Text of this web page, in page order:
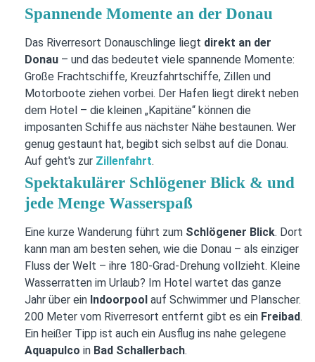
Spannende Momente an der Donau
Das Riverresort Donauschlinge liegt direkt an der
Donau – und das bedeutet viele spannende Momente:
Große Frachtschiffe, Kreuzfahrtschiffe, Zillen und
Motorboote ziehen vorbei. Der Hafen liegt direkt neben
dem Hotel – die kleinen „Kapitäne“ können die
imposanten Schiffe aus nächster Nähe bestaunen. Wer
genug gestaunt hat, begibt sich selbst auf die Donau.
Auf geht's zur Zillenfahrt.
Spektakulärer Schlögener Blick & und
jede Menge Wasserspaß
Eine kurze Wanderung führt zum Schlögener Blick. Dort
kann man am besten sehen, wie die Donau – als einziger
Fluss der Welt – ihre 180-Grad-Drehung vollzieht. Kleine
Wasserratten im Urlaub? Im Hotel wartet das ganze
Jahr über ein Indoorpool auf Schwimmer und Planscher.
200 Meter vom Riverresort entfernt gibt es ein Freibad.
Ein heißer Tipp ist auch ein Ausflug ins nahe gelegene
Aquapulco in Bad Schallerbach.